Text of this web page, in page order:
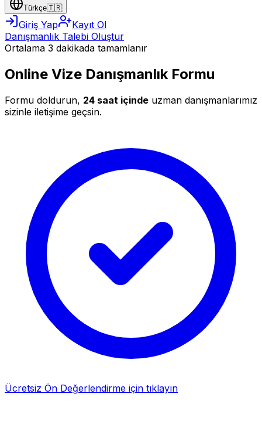
Türkçe🇹🇷
Giriş Yap
Kayıt Ol
Danışmanlık Talebi Oluştur
Ortalama 3 dakikada tamamlanır
Online Vize Danışmanlık Formu
Formu doldurun, 24 saat içinde uzman danışmanlarımız
sizinle iletişime geçsin.
Ücretsiz Ön Değerlendirme için tıklayın